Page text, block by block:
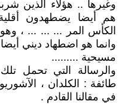
وغيرها .. هؤلاء الذين
هم أيضا يضطهدون
الكأس المر ... ... ... ،
وانما هو اضطهاد ديني
مسيحية .........
والرسالة التي تحمل
طائفة : الكلدان ،
في مقالنا القادم .